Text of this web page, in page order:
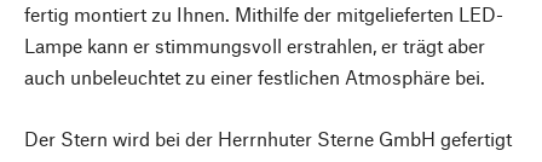
fertig montiert zu Ihnen. Mithilfe der mitgelieferten LED-
Lampe kann er stimmungsvoll erstrahlen, er trägt aber
auch unbeleuchtet zu einer festlichen Atmosphäre bei.
Der Stern wird bei der Herrnhuter Sterne GmbH gefertigt